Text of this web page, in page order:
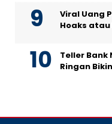
Viral Uang
Hoaks
Teller Bank
Ringan